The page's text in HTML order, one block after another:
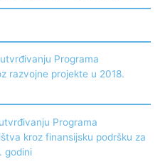
Programa
razvojne projekte u 2018.
Programa
kroz finansijsku podršku za
godini